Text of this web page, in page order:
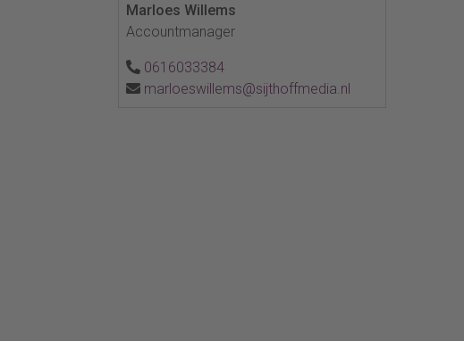
Marloes Willems
Accountmanager
0616033384
marloeswillems@sijthoffmedia.nl